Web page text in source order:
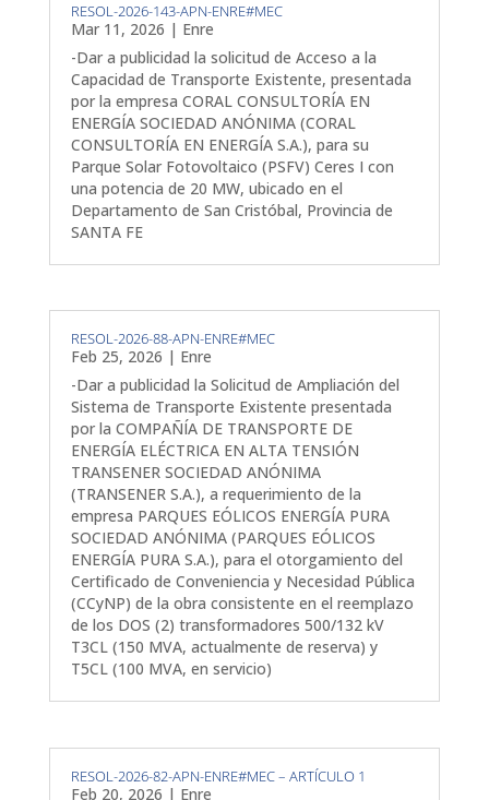
RESOL-2026-143-APN-ENRE#MEC
Mar 11, 2026 | Enre
-Dar a publicidad la solicitud de Acceso a la
Capacidad de Transporte Existente, presentada
por la empresa CORAL CONSULTORÍA EN
ENERGÍA SOCIEDAD ANÓNIMA (CORAL
CONSULTORÍA EN ENERGÍA S.A.), para su
Parque Solar Fotovoltaico (PSFV) Ceres I con
una potencia de 20 MW, ubicado en el
Departamento de San Cristóbal, Provincia de
SANTA FE
RESOL-2026-88-APN-ENRE#MEC
Feb 25, 2026 | Enre
-Dar a publicidad la Solicitud de Ampliación del
Sistema de Transporte Existente presentada
por la COMPAÑÍA DE TRANSPORTE DE
ENERGÍA ELÉCTRICA EN ALTA TENSIÓN
TRANSENER SOCIEDAD ANÓNIMA
(TRANSENER S.A.), a requerimiento de la
empresa PARQUES EÓLICOS ENERGÍA PURA
SOCIEDAD ANÓNIMA (PARQUES EÓLICOS
ENERGÍA PURA S.A.), para el otorgamiento del
Certificado de Conveniencia y Necesidad Pública
(CCyNP) de la obra consistente en el reemplazo
de los DOS (2) transformadores 500/132 kV
T3CL (150 MVA, actualmente de reserva) y
T5CL (100 MVA, en servicio)
RESOL-2026-82-APN-ENRE#MEC – ARTÍCULO 1
Feb 20, 2026 | Enre